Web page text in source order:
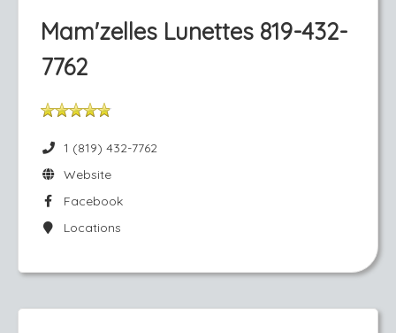
Mam'zelles Lunettes 819-432-
7762
1 (819) 432-7762
Website
Facebook
Locations